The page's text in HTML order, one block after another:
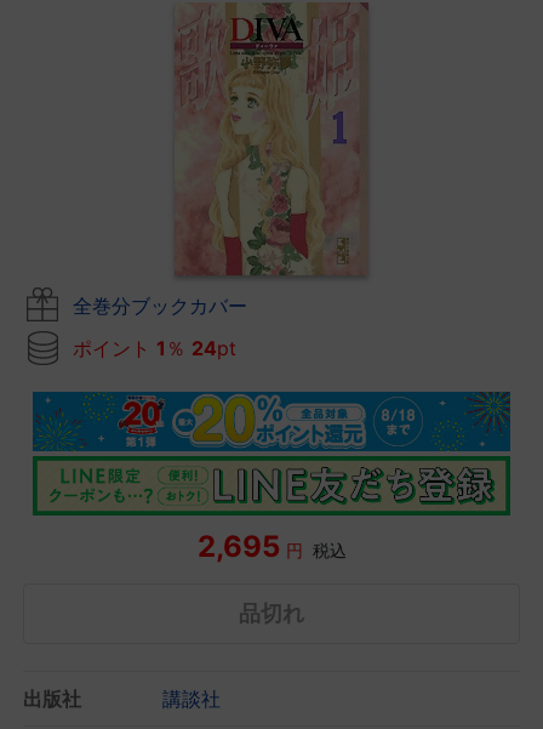
全巻分ブックカバー
ポイント 1 ％ 24pt
2,695 円 税込
品切れ
出版社 講談社